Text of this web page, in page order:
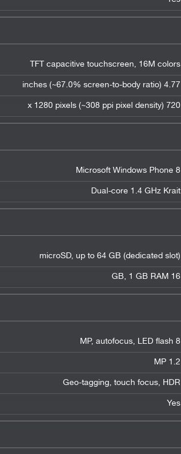
TFT capacitive touchscreen, 16M colors
4.77 inches (~67.0% screen-to-body ratio)
720 x 1280 pixels (~308 ppi pixel density)
Microsoft Windows Phone 8
Dual-core 1.4 GHz Krait
microSD, up to 64 GB (dedicated slot)
16 GB, 1 GB RAM
8 MP, autofocus, LED flash
1.2 MP
Geo-tagging, touch focus, HDR
Yes